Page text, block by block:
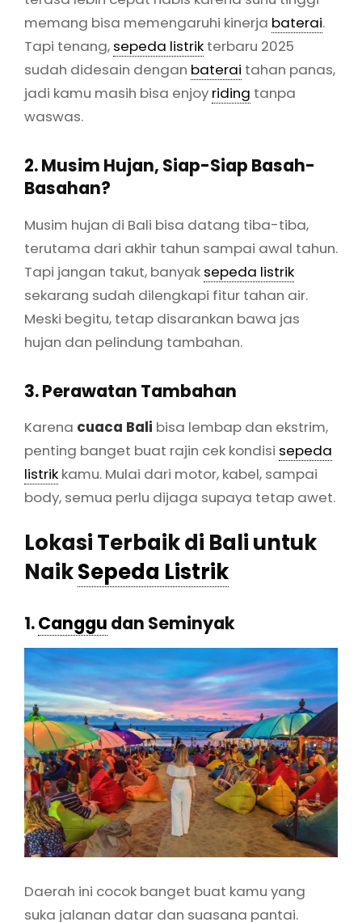
memang bisa memengaruhi kinerja baterai.
Tapi tenang, sepeda listrik terbaru 2025
sudah didesain dengan baterai tahan panas,
jadi kamu masih bisa enjoy riding tanpa
waswas.
2. Musim Hujan, Siap-Siap Basah-
Basahan?
Musim hujan di Bali bisa datang tiba-tiba,
terutama dari akhir tahun sampai awal tahun.
Tapi jangan takut, banyak sepeda listrik
sekarang sudah dilengkapi fitur tahan air.
Meski begitu, tetap disarankan bawa jas
hujan dan pelindung tambahan.
3. Perawatan Tambahan
Karena cuaca Bali bisa lembap dan ekstrim,
penting banget buat rajin cek kondisi sepeda
listrik kamu. Mulai dari motor, kabel, sampai
body, semua perlu dijaga supaya tetap awet.
Lokasi Terbaik di Bali untuk
NaikSepeda Listrik
1.Canggu dan Seminyak
Daerah ini cocok banget buat kamu yang
suka jalanan datar dan suasana pantai.